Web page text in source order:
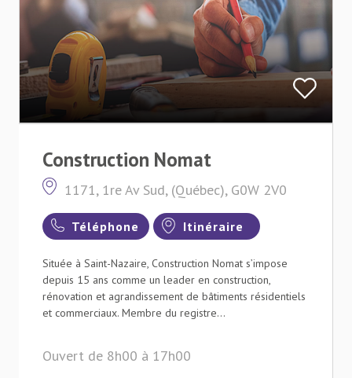
Construction Nomat
1171, 1re Av Sud, (Québec), G0W 2V0
Téléphone Itinéraire
Située à Saint-Nazaire, Construction Nomat s’impose
depuis 15 ans comme un leader en construction,
rénovation et agrandissement de bâtiments résidentiels
et commerciaux. Membre du registre...
Ouvert de 8h00 à 17h00